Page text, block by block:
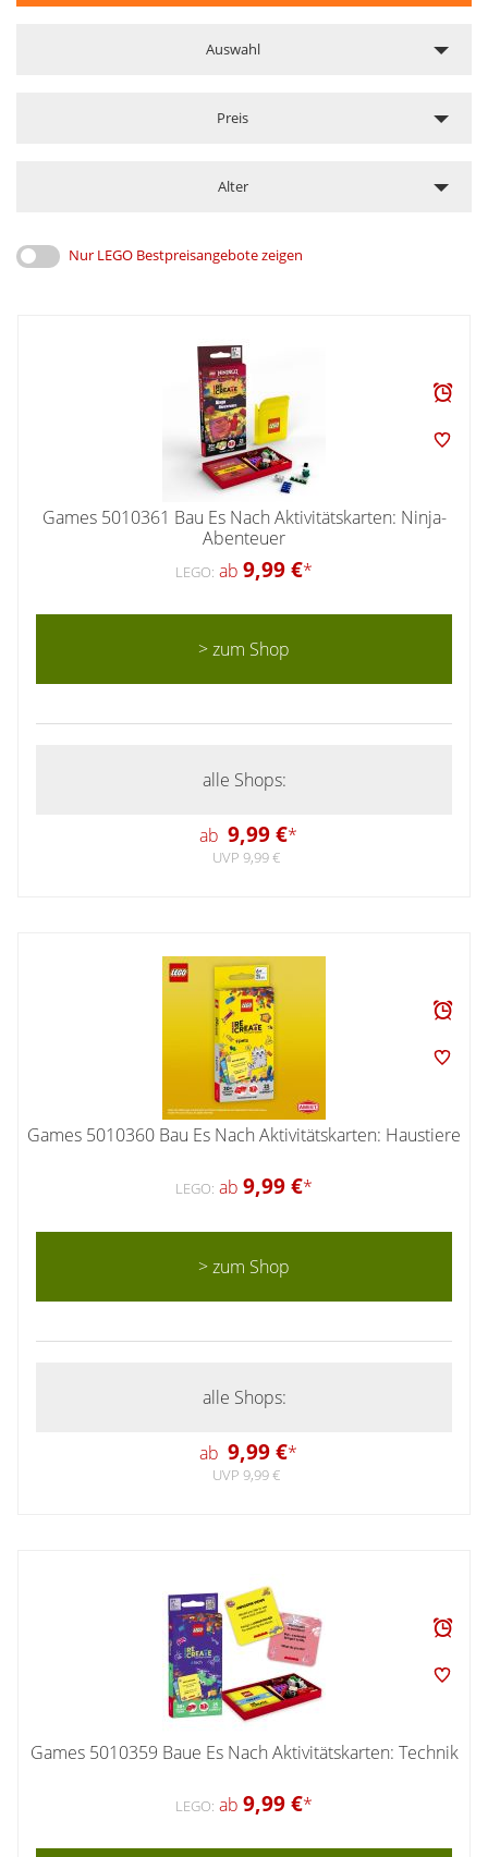
Auswahl
Preis
Alter
Nur LEGO Bestpreisangebote zeigen
Games 5010361 Bau Es Nach Aktivitätskarten: Ninja-
Abenteuer
LEGO: ab 9,99 €*
> zum Shop
alle Shops:
ab 9,99 €*
UVP 9,99 €
Games 5010360 Bau Es Nach Aktivitätskarten: Haustiere
LEGO: ab 9,99 €*
> zum Shop
alle Shops:
ab 9,99 €*
UVP 9,99 €
Games 5010359 Baue Es Nach Aktivitätskarten: Technik
LEGO: ab 9,99 €*